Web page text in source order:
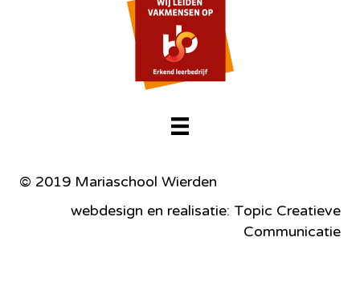
© 2019 Mariaschool Wierden
webdesign en realisatie: Topic Creatieve
Communicatie